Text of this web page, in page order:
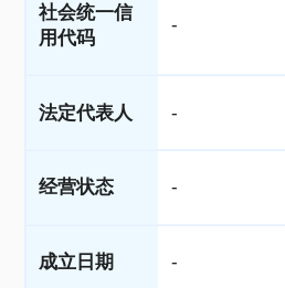
社会统一信
用代码
-
法定代表人 -
经营状态 -
成立日期 -